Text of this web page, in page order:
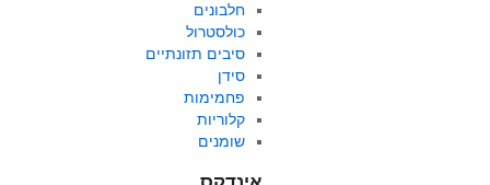
חלבונים
כולסטרול
סיבים תזונתיים
סידן
פחמימות
קלוריות
שומנים